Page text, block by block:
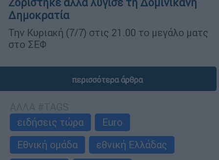
Ζορίστηκε αλλά λύγισε τη Δομινικανή
Δημοκρατία
Την Κυριακή (7/7) στις 21.00 το μεγάλο ματς
στο ΣΕΦ
περισσότερα άρθρα
ειδήσεις τώρα
Euro
Εθνική ομάδα
εθνική Ελλάδας